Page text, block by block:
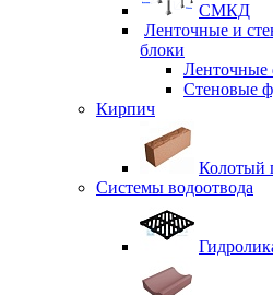
СМКД
Ленточные и
блоки
Ленточные
Стеновые
Кирпич
Колотый
Системы водоотвода